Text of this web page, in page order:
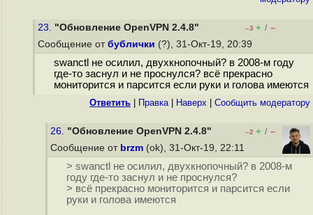
23. "Обновление OpenVPN 2.4.8" –3 + / –
Сообщение от бублички (?), 31-Окт-19, 20:39
swanctl не осилил, двухкнопочный? в 2008-м году
где-то заснул и не проснулся? всё прекрасно
мониторится и парсится если руки и голова имеются
Ответить Правка| Наверх Cообщить модератору
26. "Обновление OpenVPN 2.4.8" –2 + / –
Сообщение от brzm (ok), 31-Окт-19, 22:11
> swanctl не осилил, двухкнопочный? в 2008-м
году где-то заснул и не проснулся?
> всё прекрасно мониторится и парсится если
руки и голова имеются